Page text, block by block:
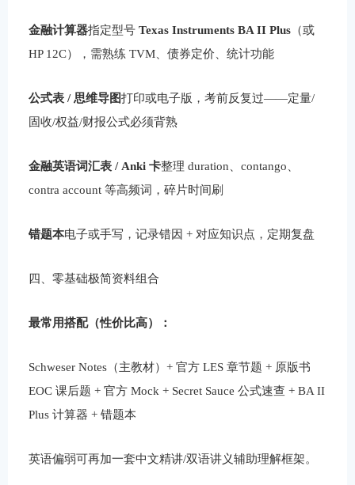
金融计算器指定型号Texas Instruments BA II Plus （或
HP 12C），需熟练 TVM、债券定价、统计功能
公式表 / 思维导图打印或电子版，考前反复过——定量/
固收/权益/财报公式必须背熟
金融英语词汇表 / Anki 卡整理 duration、contango、
contra account 等高频词，碎片时间刷
错题本电子或手写，记录错因 + 对应知识点，定期复盘
四、零基础极简资料组合
最常用搭配（性价比高）：
Schweser Notes（主教材）+ 官方 LES 章节题 + 原版书
EOC 课后题 + 官方 Mock + Secret Sauce 公式速查 + BA II
Plus 计算器 + 错题本
英语偏弱可再加一套中文精讲/双语讲义辅助理解框架。